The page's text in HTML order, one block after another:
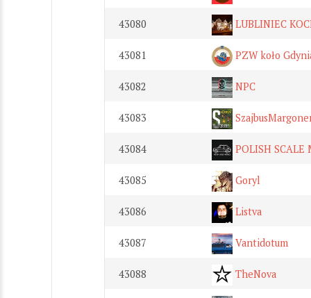
43080 LUBLINIEC
43081 PZW koło
43082 NPC
43083
43084 POLISH SCALE
43085 Goryl
43086 Listva
43087 Vantidotum
43088 TheNova